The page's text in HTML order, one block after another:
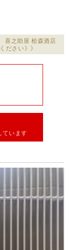
喜之助屋 桧森酒店
ださい》》
ています